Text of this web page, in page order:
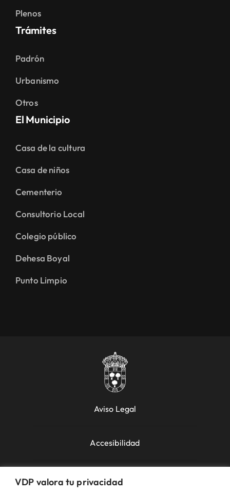
VDP valora tu privacidad
Plenos
Trámites
Padrón
Urbanismo
Otros
El Municipio
Casa de la cultura
Casa de niños
Cementerio
Consultorio Local
Colegio público
Dehesa Boyal
Punto Limpio
Aviso Legal
Accesibilidad
Política de Cookies